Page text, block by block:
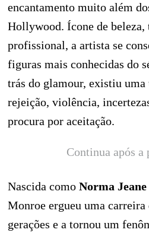
encantamento muito além
Hollywood. Ícone de beleza,
profissional, a artista se
figuras mais conhecidas do
trás do glamour, existiu
rejeição, violência,
procura por aceitação.
Continua após a
Nascida como Norma
Monroe ergueu uma carreira
gerações e a tornou um